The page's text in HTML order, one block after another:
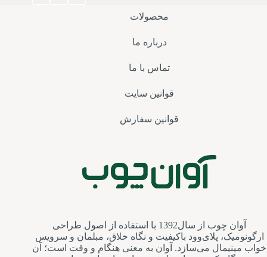
محصولات
درباره ما
تماس با ما
قوانین سایت
قوانین سفارش
آوان چوب از سال1392 با استفاده از اصول طراحی
ارگونومیک، پلای‌وود باکیفیت و نگاه خلاق، مبلمان و سرویس‌
خواب مینیمال می‌سازد. آوان به معنی هنگام و وقت است؛ آن